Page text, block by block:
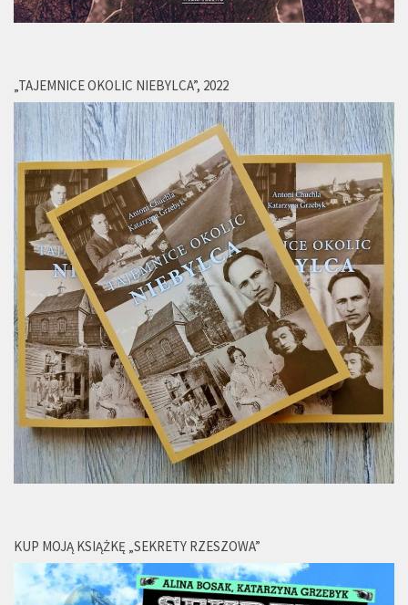
„TAJEMNICE OKOLIC NIEBYLCA”, 2022
KUP MOJĄ KSIĄŻKĘ „SEKRETY RZESZOWA”